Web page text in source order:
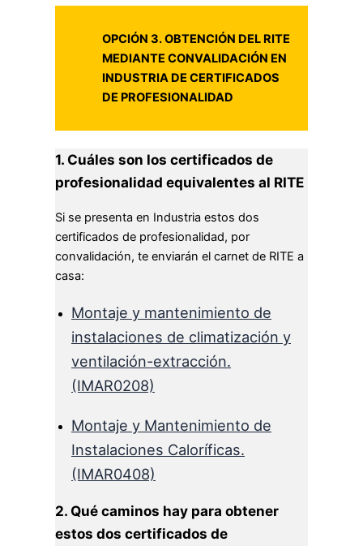
OPCIÓN 3. OBTENCIÓN DEL RITE
MEDIANTE CONVALIDACIÓN EN
INDUSTRIA DE CERTIFICADOS
DE PROFESIONALIDAD
1. Cuáles son los certificados de
profesionalidad equivalentes al RITE
Si se presenta en Industria estos dos
certificados de profesionalidad, por
convalidación, te enviarán el carnet de RITE a
casa:
Montaje y mantenimiento de
instalaciones de climatización y
ventilación-extracción.
(IMAR0208)
Montaje y Mantenimiento de
Instalaciones Caloríficas.
(IMAR0408)
2. Qué caminos hay para obtener
estos dos certificados de